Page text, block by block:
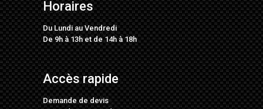
Horaires
Du Lundi au Vendredi
De 9h à 13h et de 14h à 18h
Accès rapide
Demande de devis